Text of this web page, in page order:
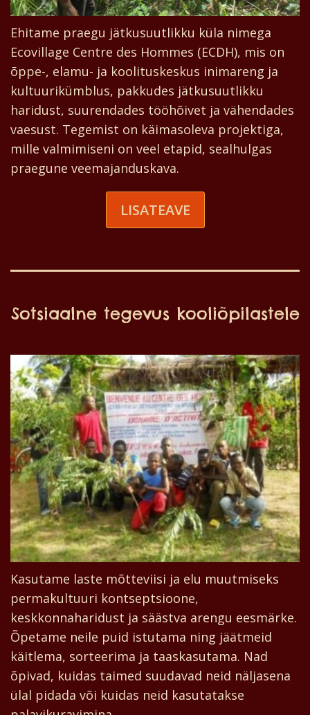
Ehitame praegu jätkusuutlikku küla nimega
Ecovillage Centre des Hommes (ECDH), mis on
õppe-, elamu- ja koolituskeskus inimareng ja
kultuurikümblus, pakkudes jätkusuutlikku
haridust, suurendades tööhõivet ja vähendades
vaesust. Tegemist on käimasoleva projektiga,
mille valmimiseni on veel etapid, sealhulgas
praegune veemajanduskava.
LISATEAVE
Sotsiaalne tegevus kooliõpilastele
Kasutame laste mõtteviisi ja elu muutmiseks
permakultuuri kontseptsioone,
keskkonnaharidust ja säästva arengu eesmärke.
Õpetame neile puid istutama ning jäätmeid
käitlema, sorteerima ja taaskasutama. Nad
õpivad, kuidas taimed suudavad neid näljasena
ülal pidada või kuidas neid kasutatakse